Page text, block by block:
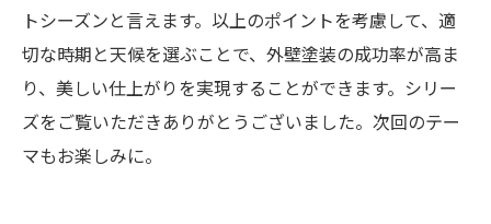
トシーズンと言えます。以上のポイントを考慮して、適
切な時期と天候を選ぶことで、外壁塗装の成功率が高ま
り、美しい仕上がりを実現することができます。シリー
ズをご覧いただきありがとうございました。次回のテー
マもお楽しみに。